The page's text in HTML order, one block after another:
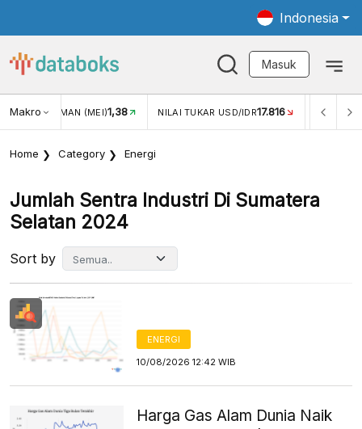
Indonesia
Masuk
Makro
WISMAN (MEI) 1,38 NILAI TUKAR USD/IDR 17.816 INFLASI YOY
Home Category Energi
Jumlah Sentra Industri Di Sumatera
Selatan 2024
Sort by
ENERGI
10/08/2026 12:42 WIB
Harga Gas Alam Dunia Naik